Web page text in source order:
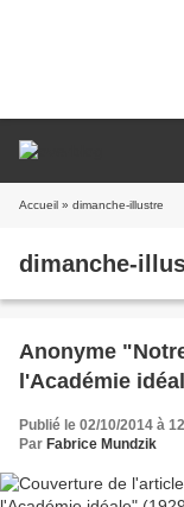
Accueil » dimanche-illustre
dimanche-
Anonyme
l'Académie
Publié le 02/10/2014 à
Par Fabrice Mundzik